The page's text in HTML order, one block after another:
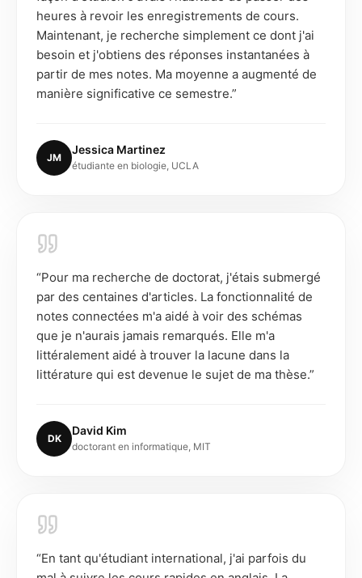
heures à revoir les enregistrements de cours.
Maintenant, je recherche simplement ce dont j'ai
besoin et j'obtiens des réponses instantanées à
partir de mes notes. Ma moyenne a augmenté de
manière significative ce semestre.”
JM
Jessica Martinez
étudiante en biologie, UCLA
“Pour ma recherche de doctorat, j'étais submergé
par des centaines d'articles. La fonctionnalité de
notes connectées m'a aidé à voir des schémas
que je n'aurais jamais remarqués. Elle m'a
littéralement aidé à trouver la lacune dans la
littérature qui est devenue le sujet de ma thèse.”
DK
David Kim
doctorant en informatique, MIT
“En tant qu'étudiant international, j'ai parfois du